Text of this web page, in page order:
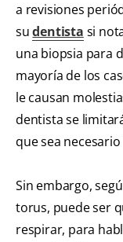
a revisiones
sudentista si
una biopsia para
mayoría de los
le causan
dentista se
que sea
Sin embargo,
torus, puede ser
respirar, para